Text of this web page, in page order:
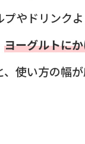
プやドリンク
ヨーグルトに
、使い方の幅